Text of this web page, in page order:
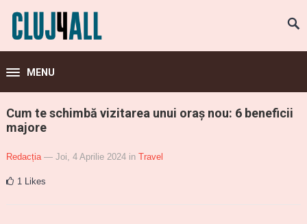
MENU
Cum te schimbă vizitarea unui oraș nou: 6 beneficii
majore
Redacția — Joi, 4 Aprilie 2024 in Travel
1 Likes